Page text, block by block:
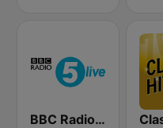
BBC Radio 5 live